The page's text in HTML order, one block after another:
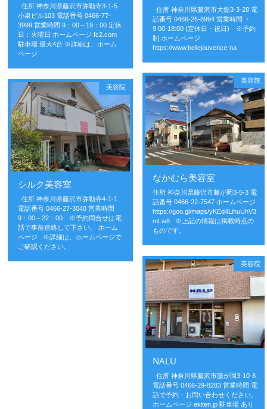
住所 神奈川県藤沢市弥勒寺3-1-5
小泉ビル103 電話番号 0466-77-
3999 営業時間 9：00～19：00 定休
日：火曜日 ホームページ fc2.com
駐車場 最大4台 ※詳細は、ホーム
ページ
住所 神奈川県藤沢市大鋸3-3-28 電
話番号 0466-26-8994 営業時間 ・
9:00-18:00 (定休日・祝日) ※予約
制 ホームページ
https://www.bellejouvence-na
美容院
なかむら美容室
住所 神奈川県藤沢市藤が岡3-5-3 電
話番号 0466-22-7547 ホームページ
https://goo.gl/maps/yKEd4LihuUhV3
mLw8 ※上記の情報は掲載時点の
ものです。
美容院
シルク美容室
住所 神奈川県藤沢市弥勒寺4-1-1
電話番号 0466-27-3048 営業時間
9：00～22：00 ※予約問合せは電
話で事前連絡して下さい。 ホーム
ページ ※詳細は、ホームページで
ご確認ください。
美容院
NALU
住所 神奈川県藤沢市藤が岡3-10-8
電話番号 0466-29-8283 営業時間 電
話で予約・お問い合わせください。
ホームページ ekiten.jp 駐車場 あり